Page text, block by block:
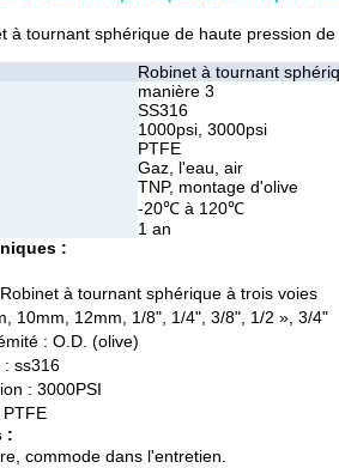
à tournant sphérique de haute pression
Robinet à tournant
manière 3
SS316
1000psi, 3000psi
PTFE
Gaz, l'eau, air
TNP, montage d'olive
-20℃ à 120℃
1 an
:
à tournant sphérique à trois voies
10mm, 12mm, 1/8", 1/4", 3/8", 1/2 », 3/4"
: O.D. (olive)
: ss316
: 3000PSI
:
commode dans l'entretien.